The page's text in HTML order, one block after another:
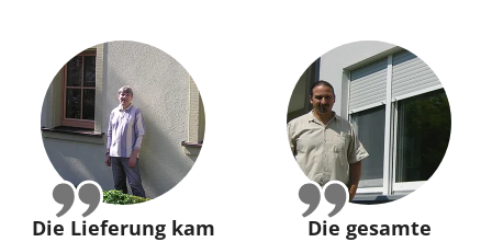
Die Lieferung kam
Die gesamte